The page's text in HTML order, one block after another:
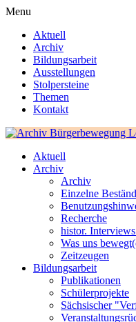
Menu
Aktuell
Archiv
Bildungsarbeit
Ausstellungen
Stolpersteine
Themen
Kontakt
Aktuell
Archiv
Archiv
Einzelne
Recherche
histor.
Was uns
Zeitzeugen
Bildungsarbeit
Publikationen
Schülerprojekte
Sächsischer